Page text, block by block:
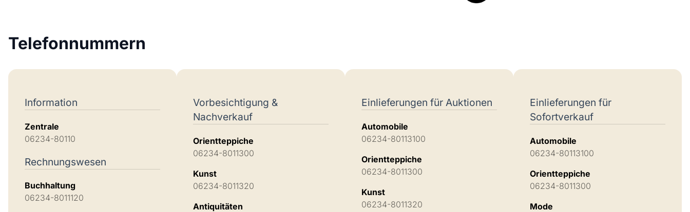
Telefonnummern
Information
Zentrale
06234-80110
Rechnungswesen
Buchhaltung
06234-8011120
Vorbesichtigung &
Nachverkauf
Orientteppiche
06234-8011300
Kunst
06234-8011320
Antiquitäten
Einlieferungen für Auktionen
Automobile
06234-80113100
Orientteppiche
06234-8011300
Kunst
06234-8011320
Einlieferungen für
Sofortverkauf
Automobile
06234-80113100
Orientteppiche
06234-8011300
Mode